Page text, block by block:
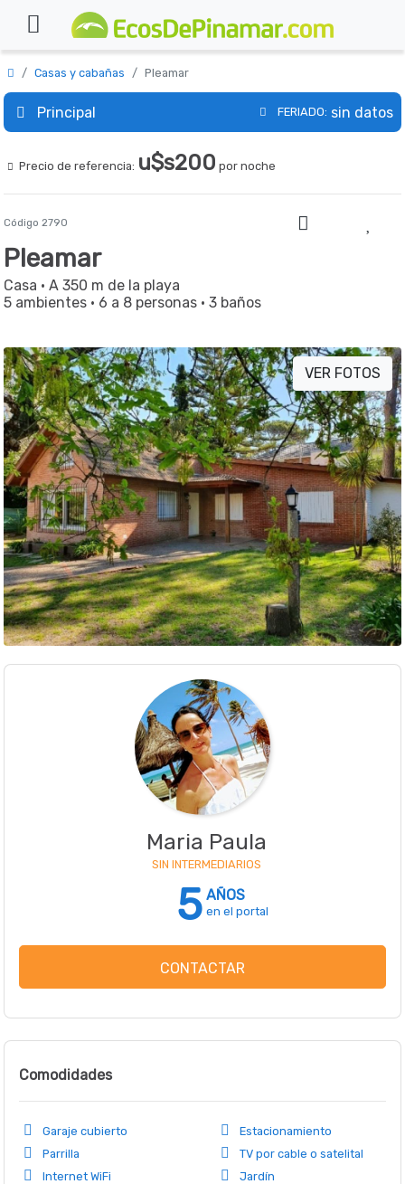
Casas y cabañas Pleamar
Principal FERIADO: sin datos
Precio de referencia: u$s200 por noche
Código 2790
Pleamar
Casa · A 350 m de la playa
5 ambientes · 6 a 8 personas · 3 baños
VER FOTOS
Maria Paula
SIN INTERMEDIARIOS
5 AÑOS
en el portal
CONTACTAR
Comodidades
Garaje cubierto
Estacionamiento
Parrilla
TV por cable o satelital
Internet WiFi
Jardín